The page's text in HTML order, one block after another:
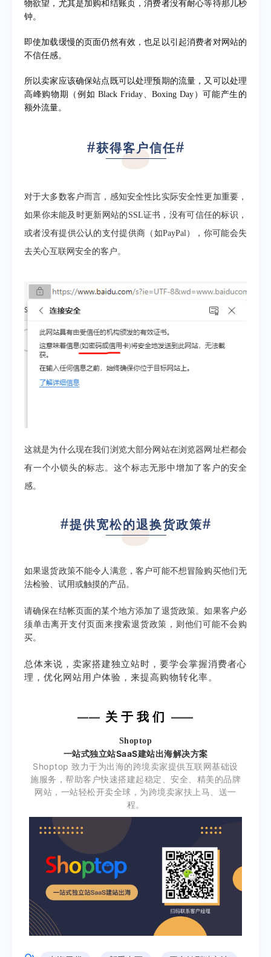
物欲望，尤其是加购和结账页，消费者没有耐心等待那几秒
钟。
即使加载缓慢的页面仍然有效，也足以引起消费者对网站的
不信任感。
所以卖家应该确保站点既可以处理预期的流量，又可以处理
高峰购物期（例如 Black Friday、Boxing Day）可能产生的
额外流量。
#获得客户信任#
对于大多数客户而言，感知安全性比实际安全性更加重要，
如果你未能及时更新网站的SSL证书，没有可信任的标识，
或者没有提供公认的支付提供商（如PayPal），你可能会失
去关心互联网安全的客户。
这就是为什么现在我们浏览大部分网站在浏览器网址栏都会
有一个小锁头的标志。 这个标志无形中增加了客户的安全
感。
#提供宽松的退换货政策#
如果退货政策不能令人满意，客户可能不想冒险购买他们无
法检验、试用或触摸的产品。
请确保在结帐页面的某个地方添加了退货政策。如果客户必
须单击离开支付页面来搜索退货政策，则他们可能不会购
买。
总体来说，卖家搭建独立站时，要学会掌握消费者心
理，优化网站用户体验，来提高购物转化率。
—— 关 于 我 们 ——
Shoptop
一站式独立站SaaS建站出海解决方案
Shoptop 致力于为出海的跨境卖家提供互联网基础设
施服务，帮助客户快速搭建起稳定、安全、精美的品牌
网站，一站轻松开卖全球，为跨境卖家扶上马、送一
程。